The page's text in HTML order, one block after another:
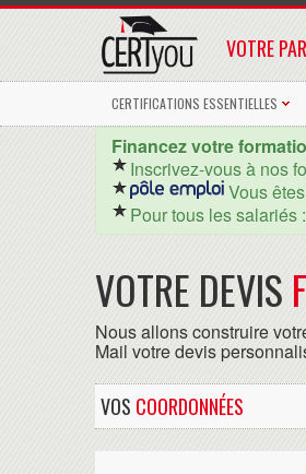
VOTRE
CERTIFICATIONS ESSENTIELLES
Financez votre
Inscrivez-vous à nos
Vous
Pour tous les salariés
VOTRE DEVIS
Nous allons construire
Mail votre devis
VOS COORDONNÉES